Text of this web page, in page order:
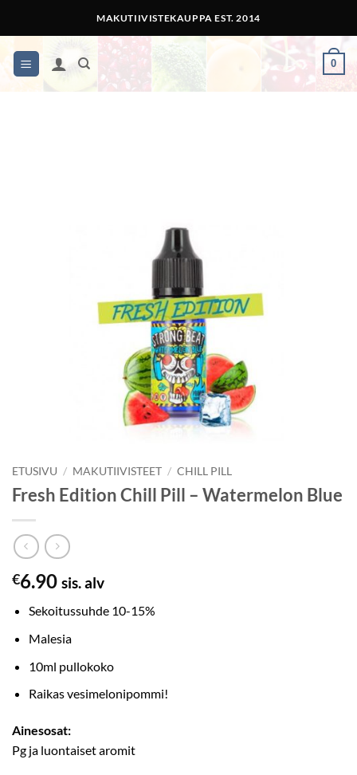
content
MAKUTIIVISTEKAUPPA EST. 2014
0
ETUSIVU / MAKUTIIVISTEET / CHILL PILL
Fresh Edition Chill Pill – Watermelon Blue
€6.90 sis. alv
Sekoitussuhde 10-15%
Malesia
10ml pullokoko
Raikas vesimelonipommi!
Ainesosat:
Pg ja luontaiset aromit